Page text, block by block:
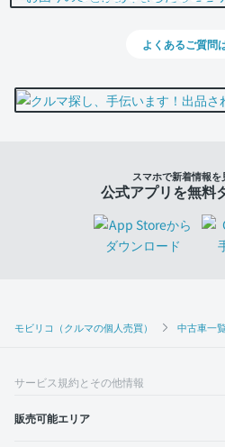
モビリコ（クルマの個人売買） 中古車一
よくあるご質問
スマホで新着情報を
公式アプリを無料
サービス規約とその他情報
販売可能エリア